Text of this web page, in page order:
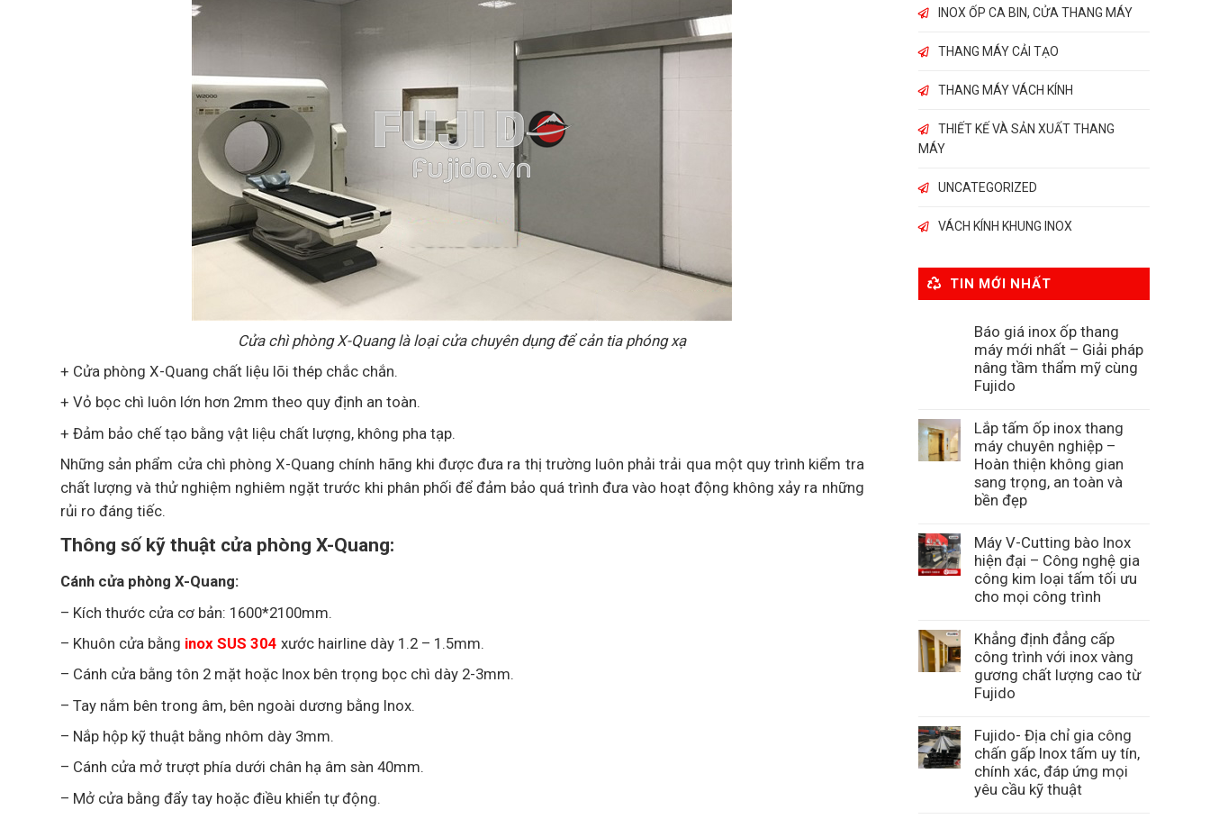
Cửa chì phòng X-Quang là loại cửa chuyên dụng để cản tia phóng xạ
+ Cửa phòng X-Quang chất liệu lõi thép chắc chắn.
+ Vỏ bọc chì luôn lớn hơn 2mm theo quy định an toàn.
+ Đảm bảo chế tạo bằng vật liệu chất lượng, không pha tạp.
Những sản phẩm cửa chì phòng X-Quang chính hãng khi được đưa ra thị trường luôn phải trải qua một quy trình kiểm tra
chất lượng và thử nghiệm nghiêm ngặt trước khi phân phối để đảm bảo quá trình đưa vào hoạt động không xảy ra những
rủi ro đáng tiếc.
Thông số kỹ thuật cửa phòng X-Quang:
Cánh cửa phòng X-Quang:
– Kích thước cửa cơ bản: 1600*2100mm.
– Khuôn cửa bằng inox SUS 304 xước hairline dày 1.2 – 1.5mm.
– Cánh cửa bằng tôn 2 mặt hoặc Inox bên trọng bọc chì dày 2-3mm.
– Tay nắm bên trong âm, bên ngoài dương bằng Inox.
– Nắp hộp kỹ thuật bằng nhôm dày 3mm.
– Cánh cửa mở trượt phía dưới chân hạ âm sàn 40mm.
– Mở cửa bằng đẩy tay hoặc điều khiển tự động.
INOX ỐP CA BIN, CỬA THANG MÁY
THANG MÁY CẢI TẠO
THANG MÁY VÁCH KÍNH
THIẾT KẾ VÀ SẢN XUẤT THANG
MÁY
UNCATEGORIZED
VÁCH KÍNH KHUNG INOX
TIN MỚI NHẤT
Báo giá inox ốp thang
máy mới nhất – Giải pháp
nâng tầm thẩm mỹ cùng
Fujido
Lắp tấm ốp inox thang
máy chuyên nghiệp –
Hoàn thiện không gian
sang trọng, an toàn và
bền đẹp
Máy V-Cutting bào Inox
hiện đại – Công nghệ gia
công kim loại tấm tối ưu
cho mọi công trình
Khẳng định đẳng cấp
công trình với inox vàng
gương chất lượng cao từ
Fujido
Fujido- Địa chỉ gia công
chấn gấp Inox tấm uy tín,
chính xác, đáp ứng mọi
yêu cầu kỹ thuật